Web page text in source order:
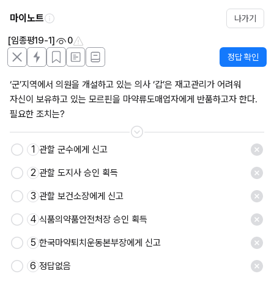
마이노트 나가기
[임종평19-1] 0
정답 확인
‘군’지역에서 의원을 개설하고 있는 의사 ‘갑’은 재고관리가 어려워
자신이 보유하고 있는 모르핀을 마약류도매업자에게 반품하고자 한다.
필요한 조치는?
저장
1 관할 군수에게 신고
2 관할 도지사 승인 획득
3 관할 보건소장에게 신고
4 식품의약품안전처장 승인 획득
5 한국마약퇴치운동본부장에게 신고
6 정답없음